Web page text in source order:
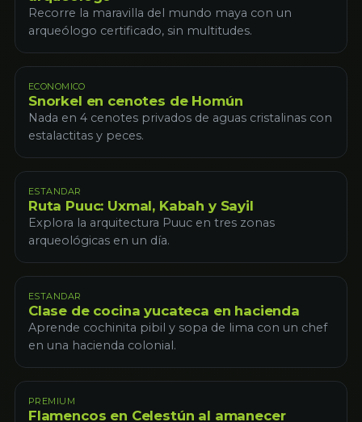
Recorre la maravilla del mundo maya con un
arqueólogo certificado, sin multitudes.
ECONOMICO
Snorkel en cenotes de Homún
Nada en 4 cenotes privados de aguas cristalinas con
estalactitas y peces.
ESTANDAR
Ruta Puuc: Uxmal, Kabah y Sayil
Explora la arquitectura Puuc en tres zonas
arqueológicas en un día.
ESTANDAR
Clase de cocina yucateca en hacienda
Aprende cochinita pibil y sopa de lima con un chef
en una hacienda colonial.
PREMIUM
Flamencos en Celestún al amanecer